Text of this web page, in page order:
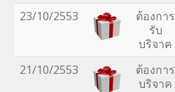
23/10/2553
ต้องการ
รับ
บริจาค
21/10/2553
ต้องการ
บริจาค